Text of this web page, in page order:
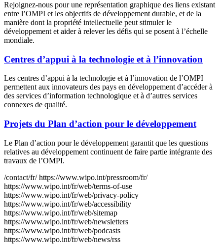
Rejoignez-nous pour une représentation graphique des liens existant
entre l’OMPI et les objectifs de développement durable, et de la
manière dont la propriété intellectuelle peut stimuler le
développement et aider à relever les défis qui se posent à l’échelle
mondiale.
Centres d’appui à la technologie et à l’innovation
Les centres d’appui à la technologie et à l’innovation de l’OMPI
permettent aux innovateurs des pays en développement d’accéder à
des services d’information technologique et à d’autres services
connexes de qualité.
Projets du Plan d’action pour le développement
Le Plan d’action pour le développement garantit que les questions
relatives au développement continuent de faire partie intégrante des
travaux de l’OMPI.
/contact/fr/ https://www.wipo.int/pressroom/fr/
https://www.wipo.int/fr/web/terms-of-use
https://www.wipo.int/fr/web/privacy-policy
https://www.wipo.int/fr/web/accessibility
https://www.wipo.int/fr/web/sitemap
https://www.wipo.int/fr/web/newsletters
https://www.wipo.int/fr/web/podcasts
https://www.wipo.int/fr/web/news/rss